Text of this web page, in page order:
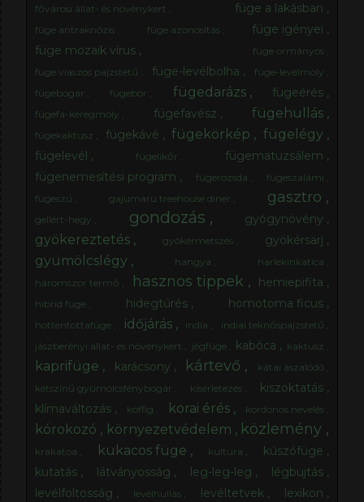
fővárosi állat- és növénykert füge a lakásban
füge antraknózis füge azonosítás
füge igényei
füge mozaik vírus
füge ormányos
füge viaszos pajzstetű
füge-levélbolha
füge-levélmoly
fügebogár
fügebor fügedarázs fügeérés
fügefa-kéregmoly fügefavész fügehullás
fügekaktusz fügekávé fügekörkép fügelégy
fügelevél fügelikőr
fügematuzsálem
fügenemesítési program
fügerozsda
fügeszalámi
fügeszú
gajumaru treehouse diner gasztro
gellért-hegy gondozás gyógynövény
gyökereztetés gyökérmetszés gyökérsarj
gyümölcslégy hangya
harlekinkatica
háromszor termő
hasznos tippek hemiepifita
hibrid füge hidegtűrés homotoma ficus
hottentottafüge időjárás india
indiai teknőspajzstetű
jászberényi állat- és növénykert
jégfüge kabóca kaktusz
kaprifüge karácsony kártevő
kátai aszalódó
kétszínű gyümölcsfénybogár
kísérletezés
kiszoktatás
klímaváltozás
koffig korai érés kordonos nevelés
kórokozó környezetvédelem közlemény
krakatoa kukacos füge kultúra
kúszófüge
kutatás
látványosság leg-leg-leg
légbujtás
levélfoltosság
levélhullás levéltetvek
lexikon